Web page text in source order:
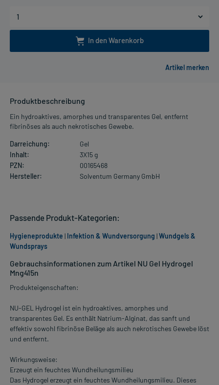
In den Warenkorb
Produktbeschreibung
Ein hydroaktives, amorphes und transparentes Gel, entfernt
fibrinöses als auch nekrotisches Gewebe.
Darreichung:
Gel
Inhalt:
3X15 g
PZN:
00165468
Hersteller:
Solventum Germany GmbH
Gebrauchsinformationen zum Artikel NU Gel Hydrogel
Mng415n
Produkteigenschaften:
NU-GEL Hydrogel ist ein hydroaktives, amorphes und
transparentes Gel. Es enthält Natrium-Alginat, das sanft und
effektiv sowohl fibrinöse Beläge als auch nekrotisches Gewebe löst
und entfernt.
Wirkungsweise:
Erzeugt ein feuchtes Wundheilungsmilieu
Das Hydrogel erzeugt ein feuchtes Wundheilungsmilieu. Dieses
Passende Produkt-Kategorien:
Hygieneprodukte | Infektion & Wundversorgung |Wundgels &
Wundsprays